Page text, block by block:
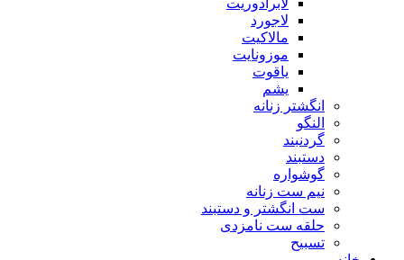
لاجورد
مالاکیت
موزونایت
یاقوت
یشم
انگشتر زنانه
النگو
گردنبند
دستبند
گوشواره
نیم ست زنانه
ست انگشتر و دستبند
حلقه ست نامزدی
تسبیح